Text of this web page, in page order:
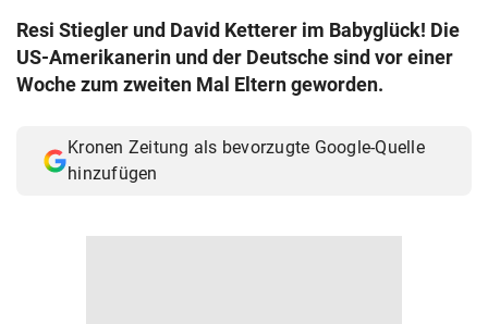
search
eingeben
© Krone Multimedia GmbH & Co KG 2026
Muthgasse 2, 1190 Wien
Resi Stiegler und David Ketterer im Babyglück! Die
US-Amerikanerin und der Deutsche sind vor einer
Woche zum zweiten Mal Eltern geworden.
Kronen Zeitung als bevorzugte Google-Quelle
hinzufügen